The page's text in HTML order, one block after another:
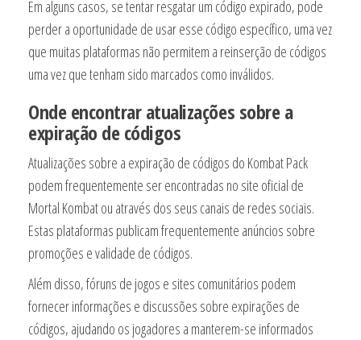
Em alguns casos, se tentar resgatar um código expirado, pode
perder a oportunidade de usar esse código específico, uma vez
que muitas plataformas não permitem a reinserção de códigos
uma vez que tenham sido marcados como inválidos.
Onde encontrar atualizações sobre a
expiração de códigos
Atualizações sobre a expiração de códigos do Kombat Pack
podem frequentemente ser encontradas no site oficial de
Mortal Kombat ou através dos seus canais de redes sociais.
Estas plataformas publicam frequentemente anúncios sobre
promoções e validade de códigos.
Além disso, fóruns de jogos e sites comunitários podem
fornecer informações e discussões sobre expirações de
códigos, ajudando os jogadores a manterem-se informados